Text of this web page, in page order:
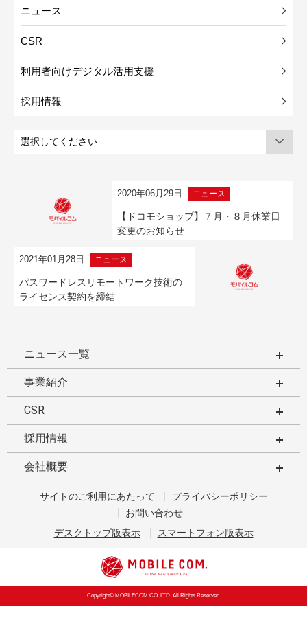
ニュース
CSR
利用者向けデジタル活用支援
採用情報
2020年06月29日 ニュース
【ドコモショップ】７月・８月休業日
変更のお知らせ
2021年01月28日 ニュース
パスワードレスリモートワーク技術の
ライセンス契約を締結
ニュース一覧
事業紹介
CSR
採用情報
会社概要
サイトのご利用にあたって
プライバシーポリシー
お問い合わせ
デスクトップ版表示
スマートフォン版表示
Copyright© MOBILECOM CO.,LTD. All Rights Reserved.